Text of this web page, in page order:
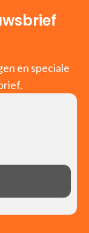
en speciale